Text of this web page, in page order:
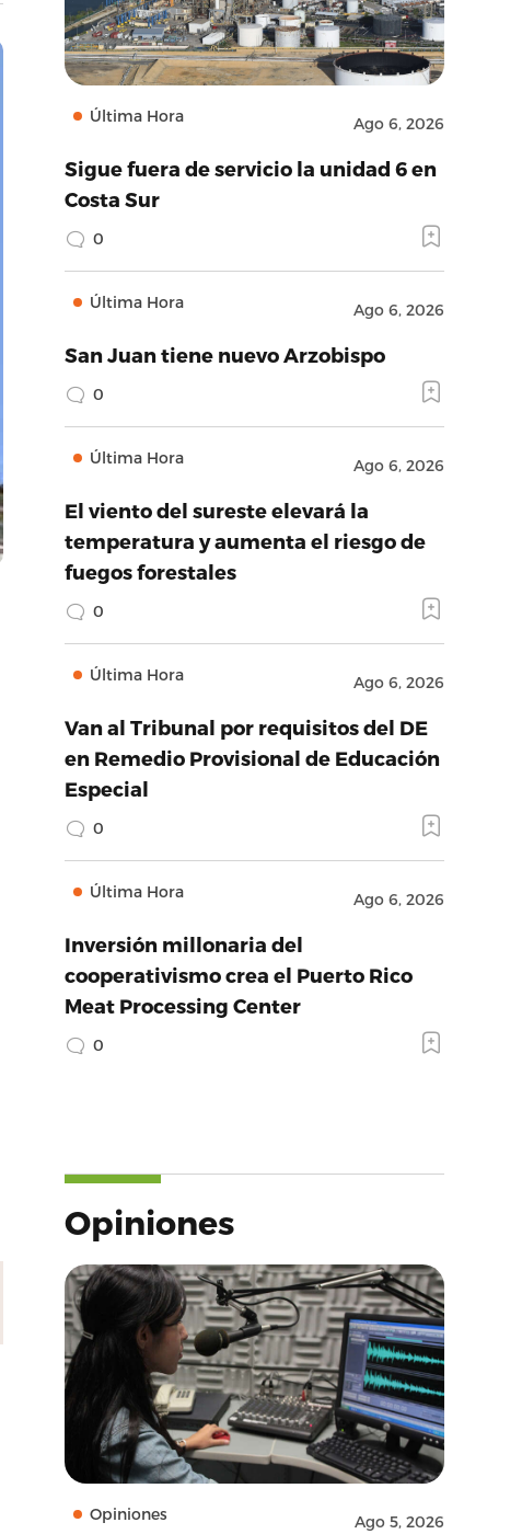
Última Hora Ago 6, 2026
Sigue fuera de servicio la unidad 6 en
Costa Sur
0
Última Hora Ago 6, 2026
San Juan tiene nuevo Arzobispo
0
Última Hora Ago 6, 2026
El viento del sureste elevará la
temperatura y aumenta el riesgo de
fuegos forestales
0
Última Hora Ago 6, 2026
Van al Tribunal por requisitos del DE
en Remedio Provisional de Educación
Especial
0
Última Hora Ago 6, 2026
Inversión millonaria del
cooperativismo crea el Puerto Rico
Meat Processing Center
0
Opiniones
Opiniones Ago 5, 2026